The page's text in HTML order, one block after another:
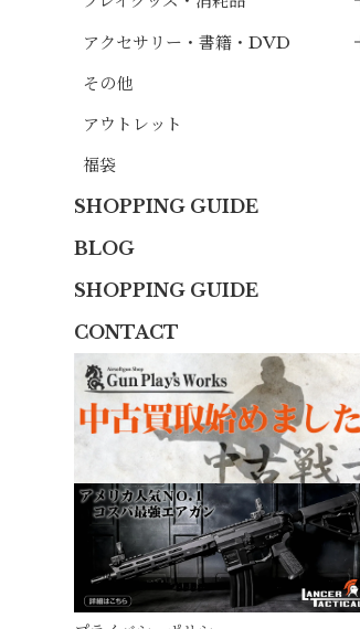
アクセサリー・書籍・DVD
その他
アウトレット
福袋
SHOPPING GUIDE
BLOG
SHOPPING GUIDE
CONTACT